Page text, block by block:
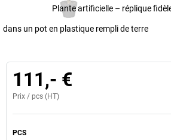
Plante artificielle – réplique
dans un pot en plastique rempli de terre
111,- €
Prix / pcs (HT)
PCS